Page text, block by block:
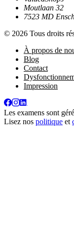
Moutlaan 32
7523 MD
© 2026 Tous droits
À propos de
Blog
Contact
Impression
Les examens sont
Lisez nos politique et